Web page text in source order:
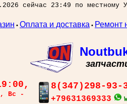
сейчас 23:49 по местному
• Оплата и доставка • Ремонт
Вс -
8(347)298-93-
+79631369333